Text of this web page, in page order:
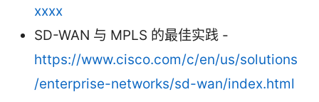
xxxx
SD-WAN 与 MPLS 的最佳实践 -
https://www.cisco.com/c/en/us/solutions
/enterprise-networks/sd-wan/index.html